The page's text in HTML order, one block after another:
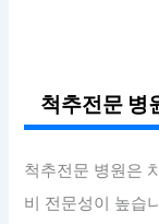
척추전문 병
척추전문 병원은
비 전문성이 높습